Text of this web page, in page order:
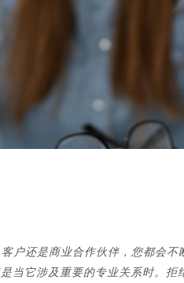
户还是商业合作伙伴，您都会
当它涉及重要的专业关系时。